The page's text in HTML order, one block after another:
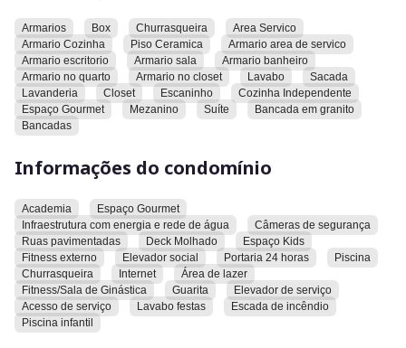
serviço, armário na cozinha, piso de cerâmica, armário na
área de serviço, armário no escritório, armário na sala,
armário no banheiro, armário no quarto, armário no closet,
lavabo, sacada, lavanderia, closet, escaninho, cozinha
independente, espaço gourmet, mezanino e suíte. A bancada
é de granito.
O condomínio onde o apartamento está situado oferece
academia, espaço gourmet, infraestrutura com energia e
rede de água, câmeras de segurança, ruas pavimentadas,
deck molhado, espaço kids, fitness externo, elevador social,
portaria 24 horas, piscina, churrasqueira, internet, área de
lazer, fitness/sala de ginástica, guarita, elevador de serviço,
acesso de serviço, lavabo festas, escada de incêndio e piscina
infantil.
Armarios Box Churrasqueira
Area Servico
Armario Cozinha
Piso Ceramica
Armario area de servico
Armario escritorio
Armario sala
Armario banheiro
Armario no quarto
Armario no closet Lavabo
Sacada
Lavanderia
Closet Escaninho
Cozinha Independente
Espaço Gourmet
Mezanino Suíte
Bancada em granito
Bancadas
Informações do condomínio
Academia
Espaço Gourmet
Infraestrutura com energia e rede de água
Câmeras de segurança
Ruas pavimentadas
Deck Molhado
Espaço Kids
Fitness externo
Elevador social Portaria 24 horas
Piscina
Churrasqueira
Internet
Área de lazer
Fitness/Sala de Ginástica
Guarita
Elevador de serviço
Acesso de serviço
Lavabo festas
Escada de incêndio
Piscina infantil